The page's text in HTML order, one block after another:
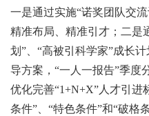
一是通过实施“诺奖团队交
精准布局、精准引才；二是
划”、“高被引科学家”成长
导方案，“一人一报告”季度
优化完善“1+N+X”人才引进
条件”、“特色条件”和“破格